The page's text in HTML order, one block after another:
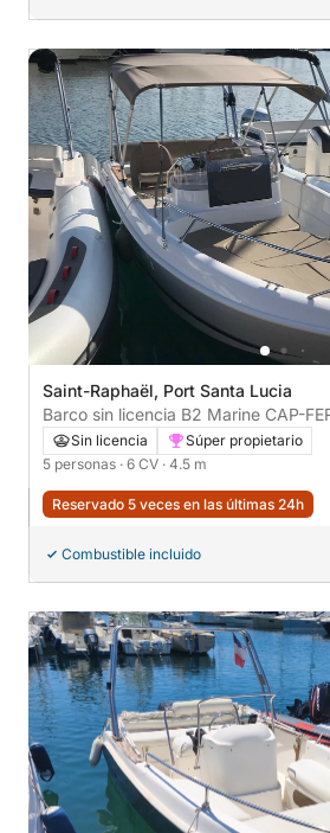
Saint-Raphaël, Port Santa Lucia
Barco sin licencia B2 Marine CAP-FERRET 452
Open Sans Permis 6CV
Sin licencia
Súper propietario
5 personas · 6 CV · 4.5 m
Reservado 5 veces en las últimas 24h
Combustible incluido